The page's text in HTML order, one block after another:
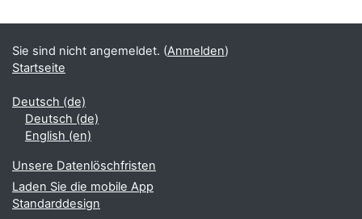
Sie sind nicht angemeldet. (Anmelden)
Startseite
Deutsch ‎(de)‎
Deutsch ‎(de)‎
English ‎(en)‎
Unsere Datenlöschfristen
Laden Sie die mobile App
Standarddesign